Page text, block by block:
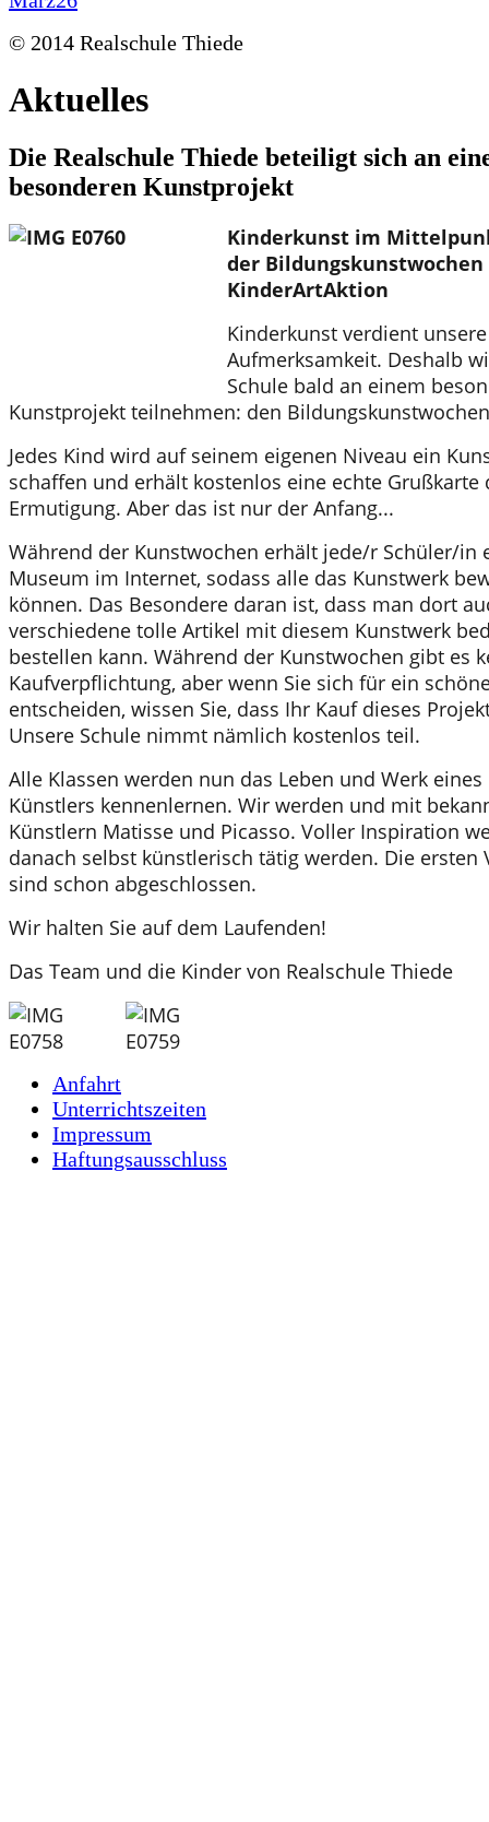
© 2014 Realschule Thiede
Aktuelles
Die Realschule Thiede beteiligt sich an
besonderen Kunstprojekt
Kinderkunst im
der Bildungskunstwochen
KinderArtAktion
Kinderkunst verdient
Aufmerksamkeit. Deshalb
Schule bald an einem
Kunstprojekt teilnehmen: den
Jedes Kind wird auf seinem eigenen Niveau ein
schaffen und erhält kostenlos eine echte Grußkarte
Ermutigung. Aber das ist nur der Anfang...
Während der Kunstwochen erhält jede/r Schüler/in
Museum im Internet, sodass alle das Kunstwerk
können. Das Besondere daran ist, dass man dort
verschiedene tolle Artikel mit diesem Kunstwerk
bestellen kann. Während der Kunstwochen gibt es
Kaufverpflichtung, aber wenn Sie sich für ein
entscheiden, wissen Sie, dass Ihr Kauf dieses
Unsere Schule nimmt nämlich kostenlos teil.
Alle Klassen werden nun das Leben und Werk
Künstlers kennenlernen. Wir werden und mit
Künstlern Matisse und Picasso. Voller Inspiration
danach selbst künstlerisch tätig werden. Die ersten
sind schon abgeschlossen.
Wir halten Sie auf dem Laufenden!
Das Team und die Kinder von Realschule Thiede
Anfahrt
Unterrichtszeiten
Impressum
Haftungsausschluss